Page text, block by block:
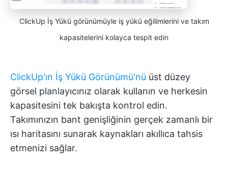
ClickUp İş Yükü görünümüyle iş yükü eğilimlerini ve takım
kapasitelerini kolayca tespit edin
ClickUp'ın İş Yükü Görünümü'nü üst düzey
görsel planlayıcınız olarak kullanın ve herkesin
kapasitesini tek bakışta kontrol edin.
Takımınızın bant genişliğinin gerçek zamanlı bir
ısı haritasını sunarak kaynakları akıllıca tahsis
etmenizi sağlar.